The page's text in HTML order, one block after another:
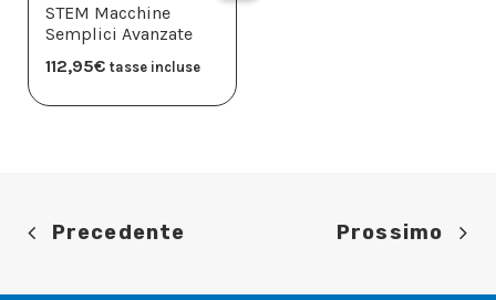
STEM Macchine
Semplici Avanzate
112,95€ tasse incluse
Precedente Prossimo